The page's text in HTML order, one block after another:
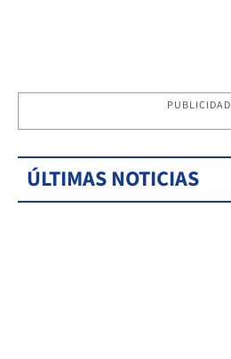
PUBLICIDAD
ÚLTIMAS NOTICIAS